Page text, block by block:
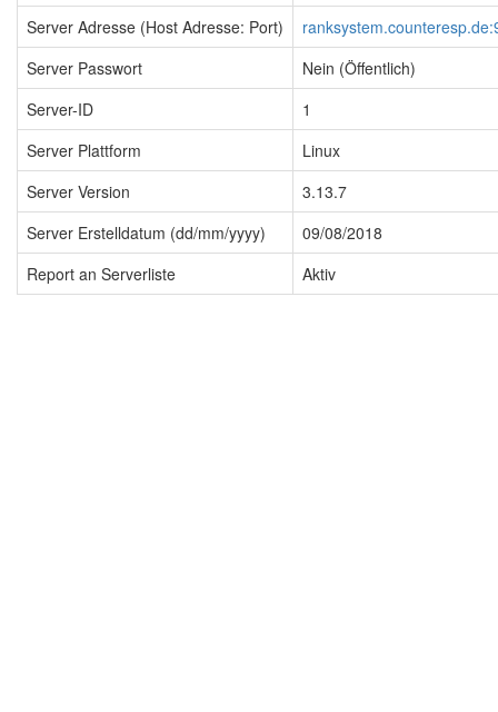
Server Adresse (Host Adresse: Port)
Server Passwort
Nein (Öffentlich)
Server-ID
1
Server Plattform
Linux
Server Version
3.13.7
Server Erstelldatum (dd/mm/yyyy)
09/08/2018
Report an Serverliste
Aktiv